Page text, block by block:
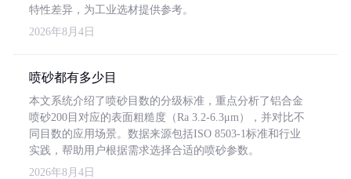
特性差异，为工业选材提供参考。
2026年8月4日
喷砂都有多少目
本文系统介绍了喷砂目数的分级标准，重点分析了铝合金
喷砂200目对应的表面粗糙度（Ra 3.2-6.3μm），并对比不
同目数的应用场景。数据来源包括ISO 8503-1标准和行业
实践，帮助用户根据需求选择合适的喷砂参数。
2026年8月4日